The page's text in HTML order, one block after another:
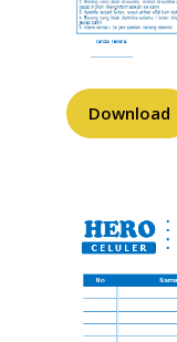
Download